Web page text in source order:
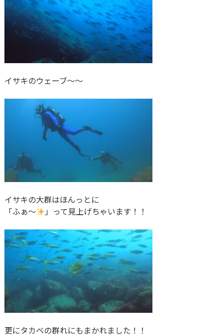
イサキのウェーブ～～
イサキの大群はほんっとに
「ふぁ～
」って見上げちゃいます！！
更にタカベの群れにもまかれました！！